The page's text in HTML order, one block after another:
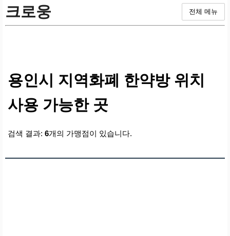
크로웅 전체 메뉴
용인시 지역화폐 한약방 위치
사용 가능한 곳
검색 결과: 6개의 가맹점이 있습니다.